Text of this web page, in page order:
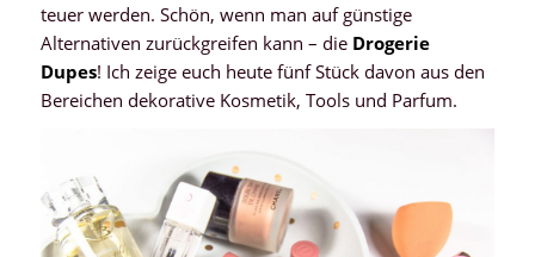
teuer werden. Schön, wenn man auf günstige
Alternativen zurückgreifen kann – die Drogerie
Dupes! Ich zeige euch heute fünf Stück davon aus den
Bereichen dekorative Kosmetik, Tools und Parfum.